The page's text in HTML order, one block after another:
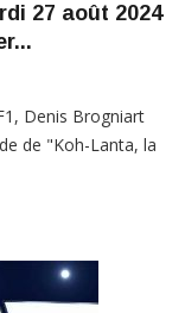
27 août 2024
Denis Brogniart
de "Koh-Lanta, la